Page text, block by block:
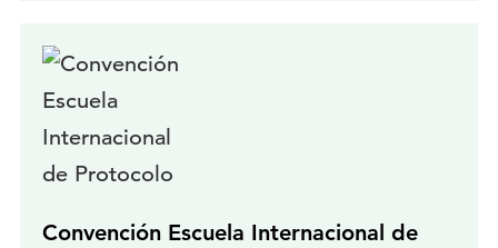
Convención Escuela Internacional de